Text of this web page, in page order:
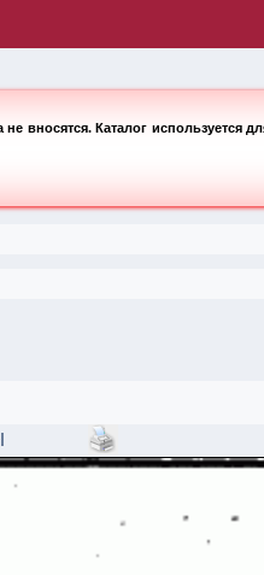
вносятся. Каталог используется